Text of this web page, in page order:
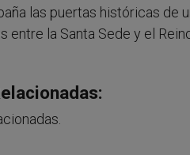
las puertas históricas de
entre la Santa Sede y el